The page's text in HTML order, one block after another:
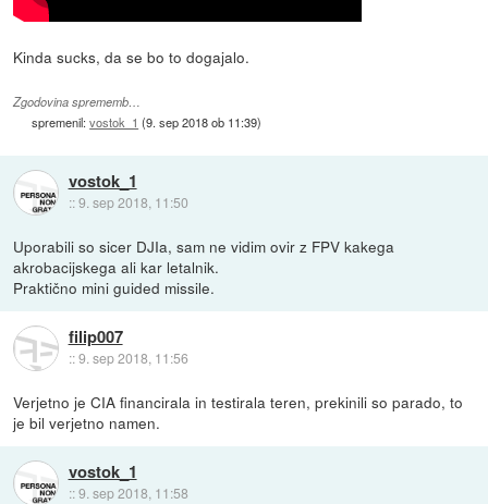
Kinda sucks, da se bo to dogajalo.
Zgodovina sprememb…
spremenil:vostok_1 (9. sep 2018 ob 11:39)
vostok_1
::9. sep 2018, 11:50
Uporabili so sicer DJIa, sam ne vidim ovir z FPV kakega
akrobacijskega ali kar letalnik.
Praktično mini guided missile.
filip007
::9. sep 2018, 11:56
Verjetno je CIA financirala in testirala teren, prekinili so parado, to
je bil verjetno namen.
vostok_1
::9. sep 2018, 11:58